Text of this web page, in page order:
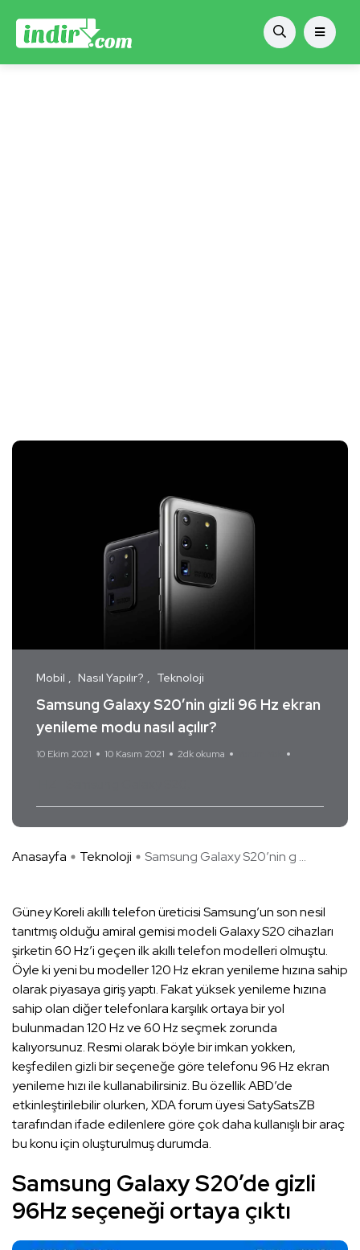
Mobil Nasıl Yapılır? Teknoloji
Samsung Galaxy S20’nin gizli 96 Hz ekran
yenileme modu nasıl açılır?
10 Ekim 2021 10 Kasım 2021 2dk okuma
Anasayfa Teknoloji Samsung Galaxy S20’nin g ...
Güney Koreli akıllı telefon üreticisi Samsung’un son nesil
tanıtmış olduğu amiral gemisi modeli Galaxy S20 cihazları
şirketin 60 Hz’i geçen ilk akıllı telefon modelleri olmuştu.
Öyle ki yeni bu modeller 120 Hz ekran yenileme hızına sahip
olarak piyasaya giriş yaptı. Fakat yüksek yenileme hızına
sahip olan diğer telefonlara karşılık ortaya bir yol
bulunmadan 120 Hz ve 60 Hz seçmek zorunda
kalıyorsunuz. Resmi olarak böyle bir imkan yokken,
keşfedilen gizli bir seçeneğe göre telefonu 96 Hz ekran
yenileme hızı ile kullanabilirsiniz. Bu özellik ABD’de
etkinleştirilebilir olurken, XDA forum üyesi SatySatsZB
tarafından ifade edilenlere göre çok daha kullanışlı bir araç
bu konu için oluşturulmuş durumda.
Samsung Galaxy S20’de gizli
96Hz seçeneği ortaya çıktı